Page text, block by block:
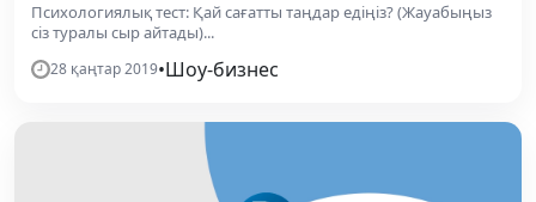
Психологиялық тест: Қай сағатты таңдар едіңіз? (Жауабыңыз
сіз туралы сыр айтады)...
28 қаңтар 2019•Шоу-бизнес